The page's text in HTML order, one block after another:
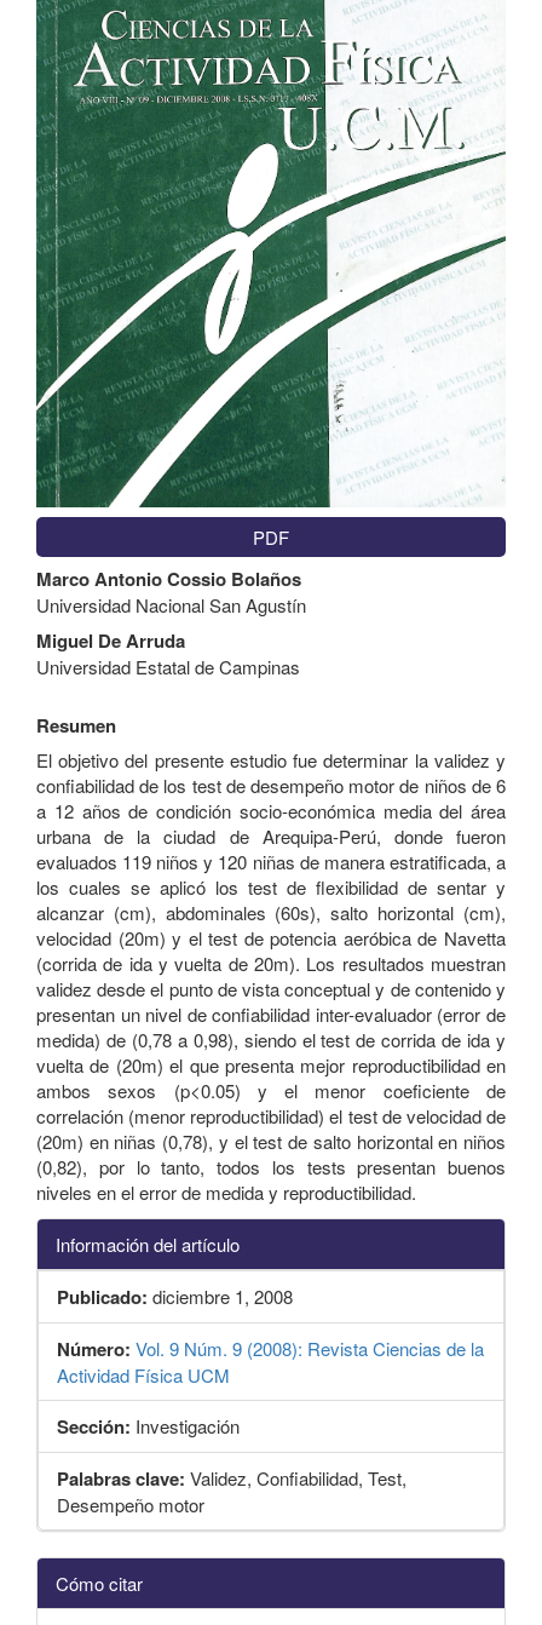
PDF
Contenido
principal
del
artículo
Marco Antonio Cossio Bolaños
Universidad Nacional San Agustín
Miguel De Arruda
Universidad Estatal de Campinas
Resumen
El objetivo del presente estudio fue determinar la validez y
confiabilidad de los test de desempeño motor de niños de 6
a 12 años de condición socio-económica media del área
urbana de la ciudad de Arequipa-Perú, donde fueron
evaluados 119 niños y 120 niñas de manera estratificada, a
los cuales se aplicó los test de flexibilidad de sentar y
alcanzar (cm), abdominales (60s), salto horizontal (cm),
velocidad (20m) y el test de potencia aeróbica de Navetta
(corrida de ida y vuelta de 20m). Los resultados muestran
validez desde el punto de vista conceptual y de contenido y
presentan un nivel de confiabilidad inter-evaluador (error de
medida) de (0,78 a 0,98), siendo el test de corrida de ida y
vuelta de (20m) el que presenta mejor reproductibilidad en
ambos sexos (p<0.05) y el menor coeficiente de
correlación (menor reproductibilidad) el test de velocidad de
(20m) en niñas (0,78), y el test de salto horizontal en niños
(0,82), por lo tanto, todos los tests presentan buenos
niveles en el error de medida y reproductibilidad.
Información del artículo
Publicado: diciembre 1, 2008
Número: Vol. 9 Núm. 9 (2008): Revista Ciencias de la
Actividad Física UCM
Sección: Investigación
Palabras clave: Validez, Confiabilidad, Test,
Desempeño motor
Detalles
del
artículo
Cómo citar